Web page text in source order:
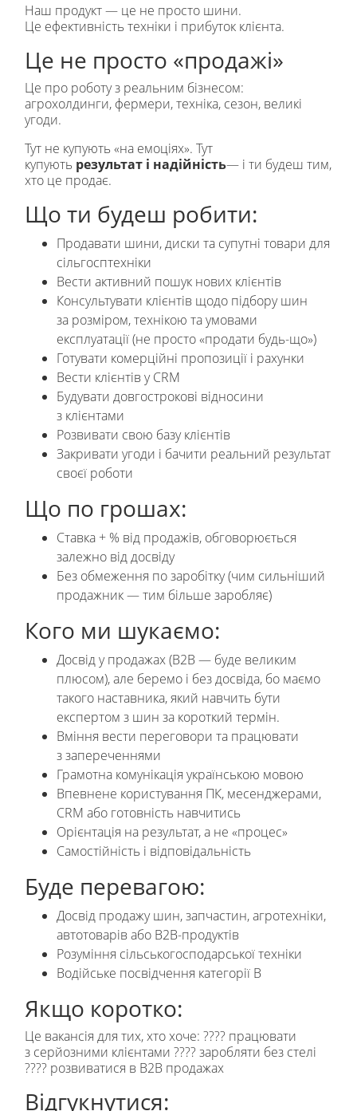
Наш продукт — це не просто шини.
Це ефективність техніки і прибуток клієнта.
Це не просто «продажі»
Це про роботу з реальним бізнесом:
агрохолдинги, фермери, техніка, сезон, великі
угоди.
Тут не купують «на емоціях». Тут
купують результат і надійність— і ти будеш тим,
хто це продає.
Що ти будеш робити:
Продавати шини, диски та супутні товари для
сільгосптехніки
Вести активний пошук нових клієнтів
Консультувати клієнтів щодо підбору шин
за розміром, технікою та умовами
експлуатації (не просто «продати будь-що»)
Готувати комерційні пропозиції і рахунки
Вести клієнтів у CRM
Будувати довгострокові відносини
з клієнтами
Розвивати свою базу клієнтів
Закривати угоди і бачити реальний результат
своєї роботи
Що по грошах:
Ставка + % від продажів, обговорюється
залежно від досвіду
Без обмеження по заробітку (чим сильніший
продажник — тим більше заробляє)
Кого ми шукаємо:
Досвід у продажах (B2B — буде великим
плюсом), але беремо і без досвіда, бо маємо
такого наставника, який навчить бути
експертом з шин за короткий термін.
Вміння вести переговори та працювати
з запереченнями
Грамотна комунікація українською мовою
Впевнене користування ПК, месенджерами,
CRM або готовність навчитись
Орієнтація на результат, а не «процес»
Самостійність і відповідальність
Буде перевагою:
Досвід продажу шин, запчастин, агротехніки,
автотоварів або B2B-продуктів
Розуміння сільськогосподарської техніки
Водійське посвідчення категорії B
Якщо коротко:
Це вакансія для тих, хто хоче: ???? працювати
з серйозними клієнтами ???? заробляти без стелі
???? розвиватися в B2B продажах
Відгукнутися: